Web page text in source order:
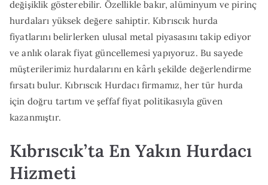
değişiklik gösterebilir. Özellikle bakır, alüminyum ve pirinç
hurdaları yüksek değere sahiptir. Kıbrıscık hurda
fiyatlarını belirlerken ulusal metal piyasasını takip ediyor
ve anlık olarak fiyat güncellemesi yapıyoruz. Bu sayede
müşterilerimiz hurdalarını en kârlı şekilde değerlendirme
fırsatı bulur. Kıbrıscık Hurdacı firmamız, her tür hurda
için doğru tartım ve şeffaf fiyat politikasıyla güven
kazanmıştır.
Kıbrıscık’ta En Yakın Hurdacı
Hizmeti